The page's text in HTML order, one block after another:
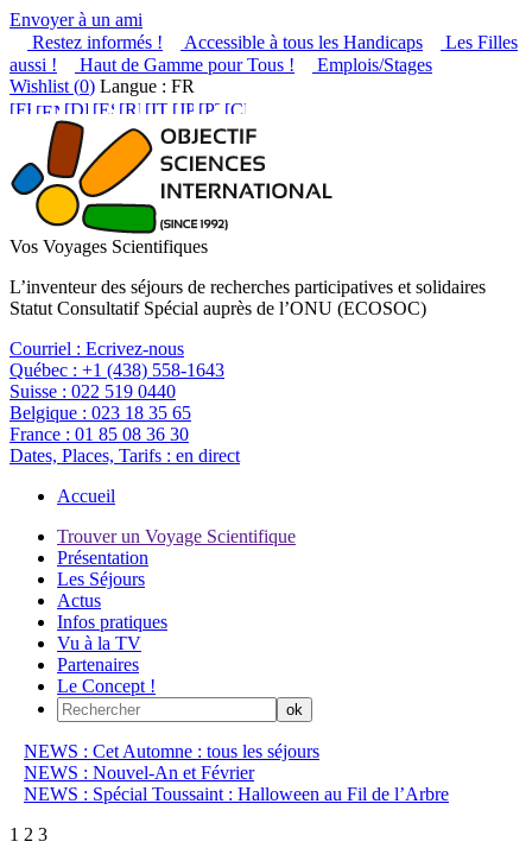
Envoyer à un ami
Restez informés !
Accessible à tous les Handicaps
Les Filles
aussi !
Haut de Gamme pour Tous !
Emplois/Stages
Wishlist (0) Langue : FR
Vos Voyages Scientifiques
L’inventeur des séjours de recherches participatives et solidaires
Statut Consultatif Spécial auprès de l’ONU (ECOSOC)
Courriel : Ecrivez-nous
Québec : +1 (438) 558-1643
Suisse : 022 519 0440
Belgique : 023 18 35 65
France : 01 85 08 36 30
Dates, Places, Tarifs : en direct
Accueil
Trouver un Voyage Scientifique
Présentation
Les Séjours
Actus
Infos pratiques
Vu à la TV
Partenaires
Le Concept !
NEWS : Cet Automne : tous les séjours
NEWS : Nouvel-An et Février
NEWS : Spécial Toussaint : Halloween au Fil de l’Arbre
1 2 3